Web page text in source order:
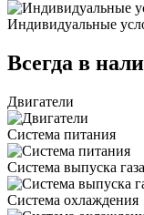
Индивидуальные
Всегда в
Двигатели
Система питания
Система выпуска газа
Система охлаждения